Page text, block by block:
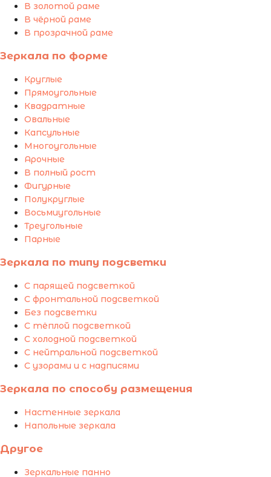
В золотой раме
В чёрной раме
В прозрачной раме
Зеркала по форме
Круглые
Прямоугольные
Квадратные
Овальные
Капсульные
Многоугольные
Арочные
В полный рост
Фигурные
Полукруглые
Восьмиугольные
Треугольные
Парные
Зеркала по типу подсветки
С парящей подсветкой
С фронтальной подсветкой
Без подсветки
С тёплой подсветкой
С холодной подсветкой
С нейтральной подсветкой
С узорами и с надписями
Зеркала по способу размещения
Настенные зеркала
Напольные зеркала
Другое
Зеркальные панно